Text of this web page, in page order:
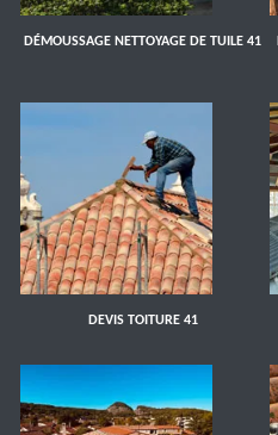
DÉMOUSSAGE NETTOYAGE DE TUILE 41
DEVIS TOITURE 41